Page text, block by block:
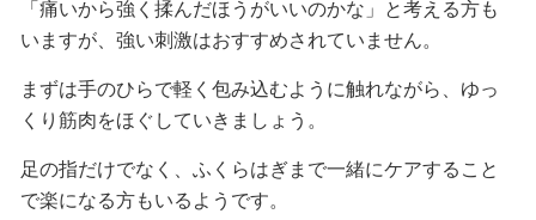
「痛いから強く揉んだほうがいいのかな」と考える方も
いますが、強い刺激はおすすめされていません。
まずは手のひらで軽く包み込むように触れながら、ゆっ
くり筋肉をほぐしていきましょう。
足の指だけでなく、ふくらはぎまで一緒にケアすること
で楽になる方もいるようです。